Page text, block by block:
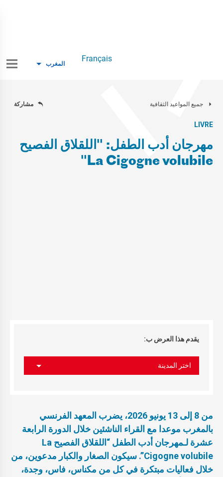
Français
المغرب
جميع المواعيد الثقافية مشاركة
LIVRE
مهرجان أدب الطفل: "اللقلاق الفصيح
La Cigogne volubile"
يقدم هذا العرض ب:
اختر المدينة
من 8 إلى 13 يونيو 2026، يضرب المعهد الفرنسي
بالمغرب موعدا مع القراء الناشئين خلال الدورة الرابعة
عشرة لـمهرجان أدب الطفل “اللقلاق الفصيح La
Cigogne volubile”. سيكون الصغار والكبار مدعوين، من
خلال فعاليات مبتكرة في كل من مكناس، فاس، وجدة،